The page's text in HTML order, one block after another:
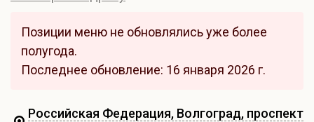
Позиции меню не обновлялись уже более
полугода.
Последнее обновление: 16 января 2026 г.
Российская Федерация, Волгоград, проспект